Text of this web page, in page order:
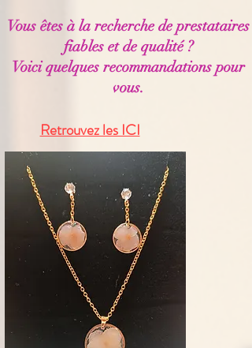
Vous êtes à la recherche de prestataires
fiables et de qualité ?
Voici quelques recommandations pour
vous.
Retrouvez les ICI